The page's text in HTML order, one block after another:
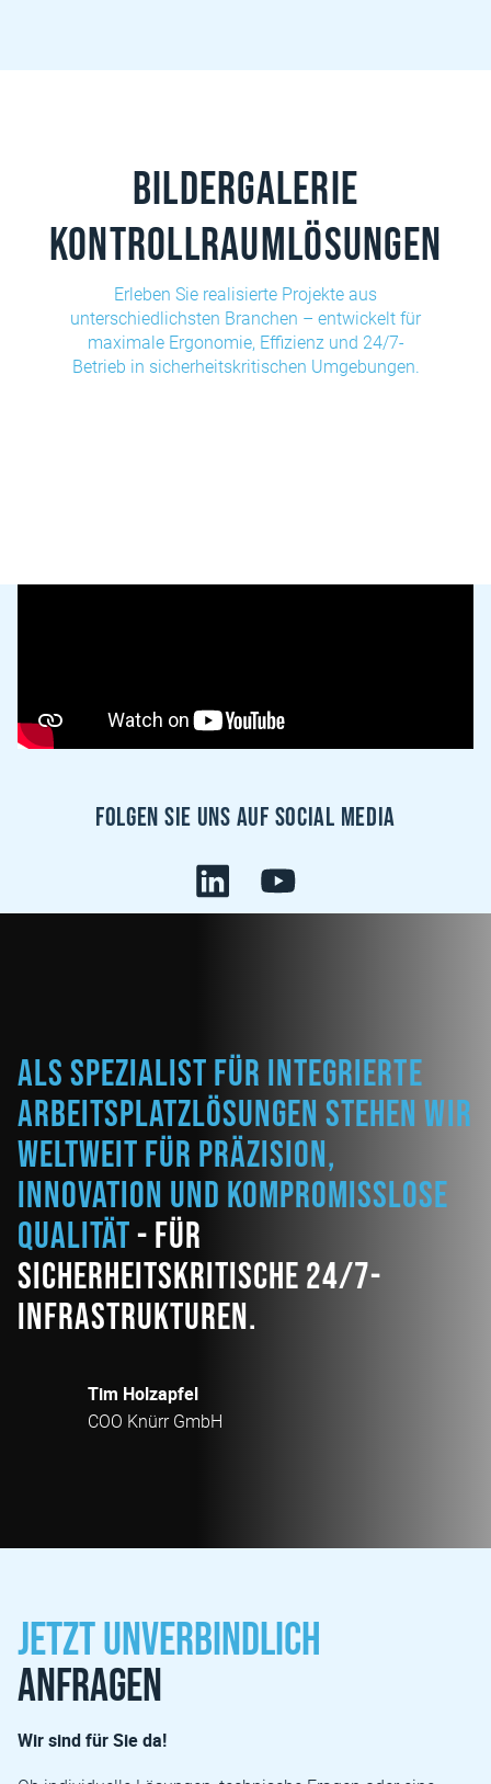
Bildergalerie
Kontrollraumlösungen
Erleben Sie realisierte Projekte aus
unterschiedlichsten Branchen – entwickelt für
maximale Ergonomie, Effizienz und 24/7-
Betrieb in sicherheitskritischen Umgebungen.
Folgen sie uns auf Social Media
Als Spezialist für integrierte
Arbeitsplatzlösungen stehen wir
weltweit für Präzision,
Innovation und kompromisslose
Qualität- für
sicherheitskritische 24/7-
Infrastrukturen.
Tim Holzapfel
COO Knürr GmbH
Jetzt unverbindlich
anfragen
Wir sind für Sie da!